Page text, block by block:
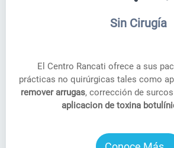
Sin Cirugía
El Centro Rancati ofrece a sus
prácticas no quirúrgicas tales como
remover arrugas, corrección de
aplicacion de toxina